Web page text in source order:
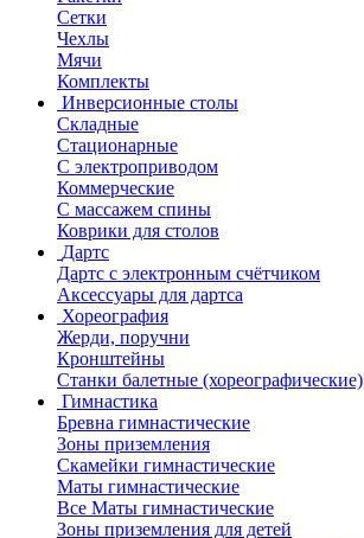
Сетки
Чехлы
Мячи
Комплекты
Инверсионные столы
Складные
Стационарные
С электроприводом
Коммерческие
С массажем спины
Коврики для столов
Дартс
Дартс с электронным счётчиком
Аксессуары для дартса
Хореография
Жерди, поручни
Кронштейны
Станки балетные (хореографические)
Гимнастика
Бревна гимнастические
Зоны приземления
Скамейки гимнастические
Маты гимнастические
Все Маты гимнастические
Зоны приземления для детей